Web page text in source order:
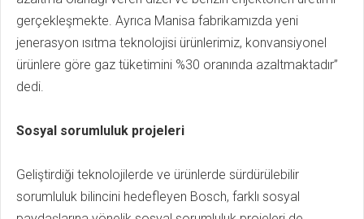
gerçekleşmekte. Ayrıca Manisa fabrikamızda yeni
jenerasyon ısıtma teknolojisi ürünlerimiz, konvansiyonel
ürünlere göre gaz tüketimini %30 oranında azaltmaktadır”
dedi.
Sosyal sorumluluk projeleri
Geliştirdiği teknolojilerde ve ürünlerde sürdürülebilir
sorumluluk bilincini hedefleyen Bosch, farklı sosyal